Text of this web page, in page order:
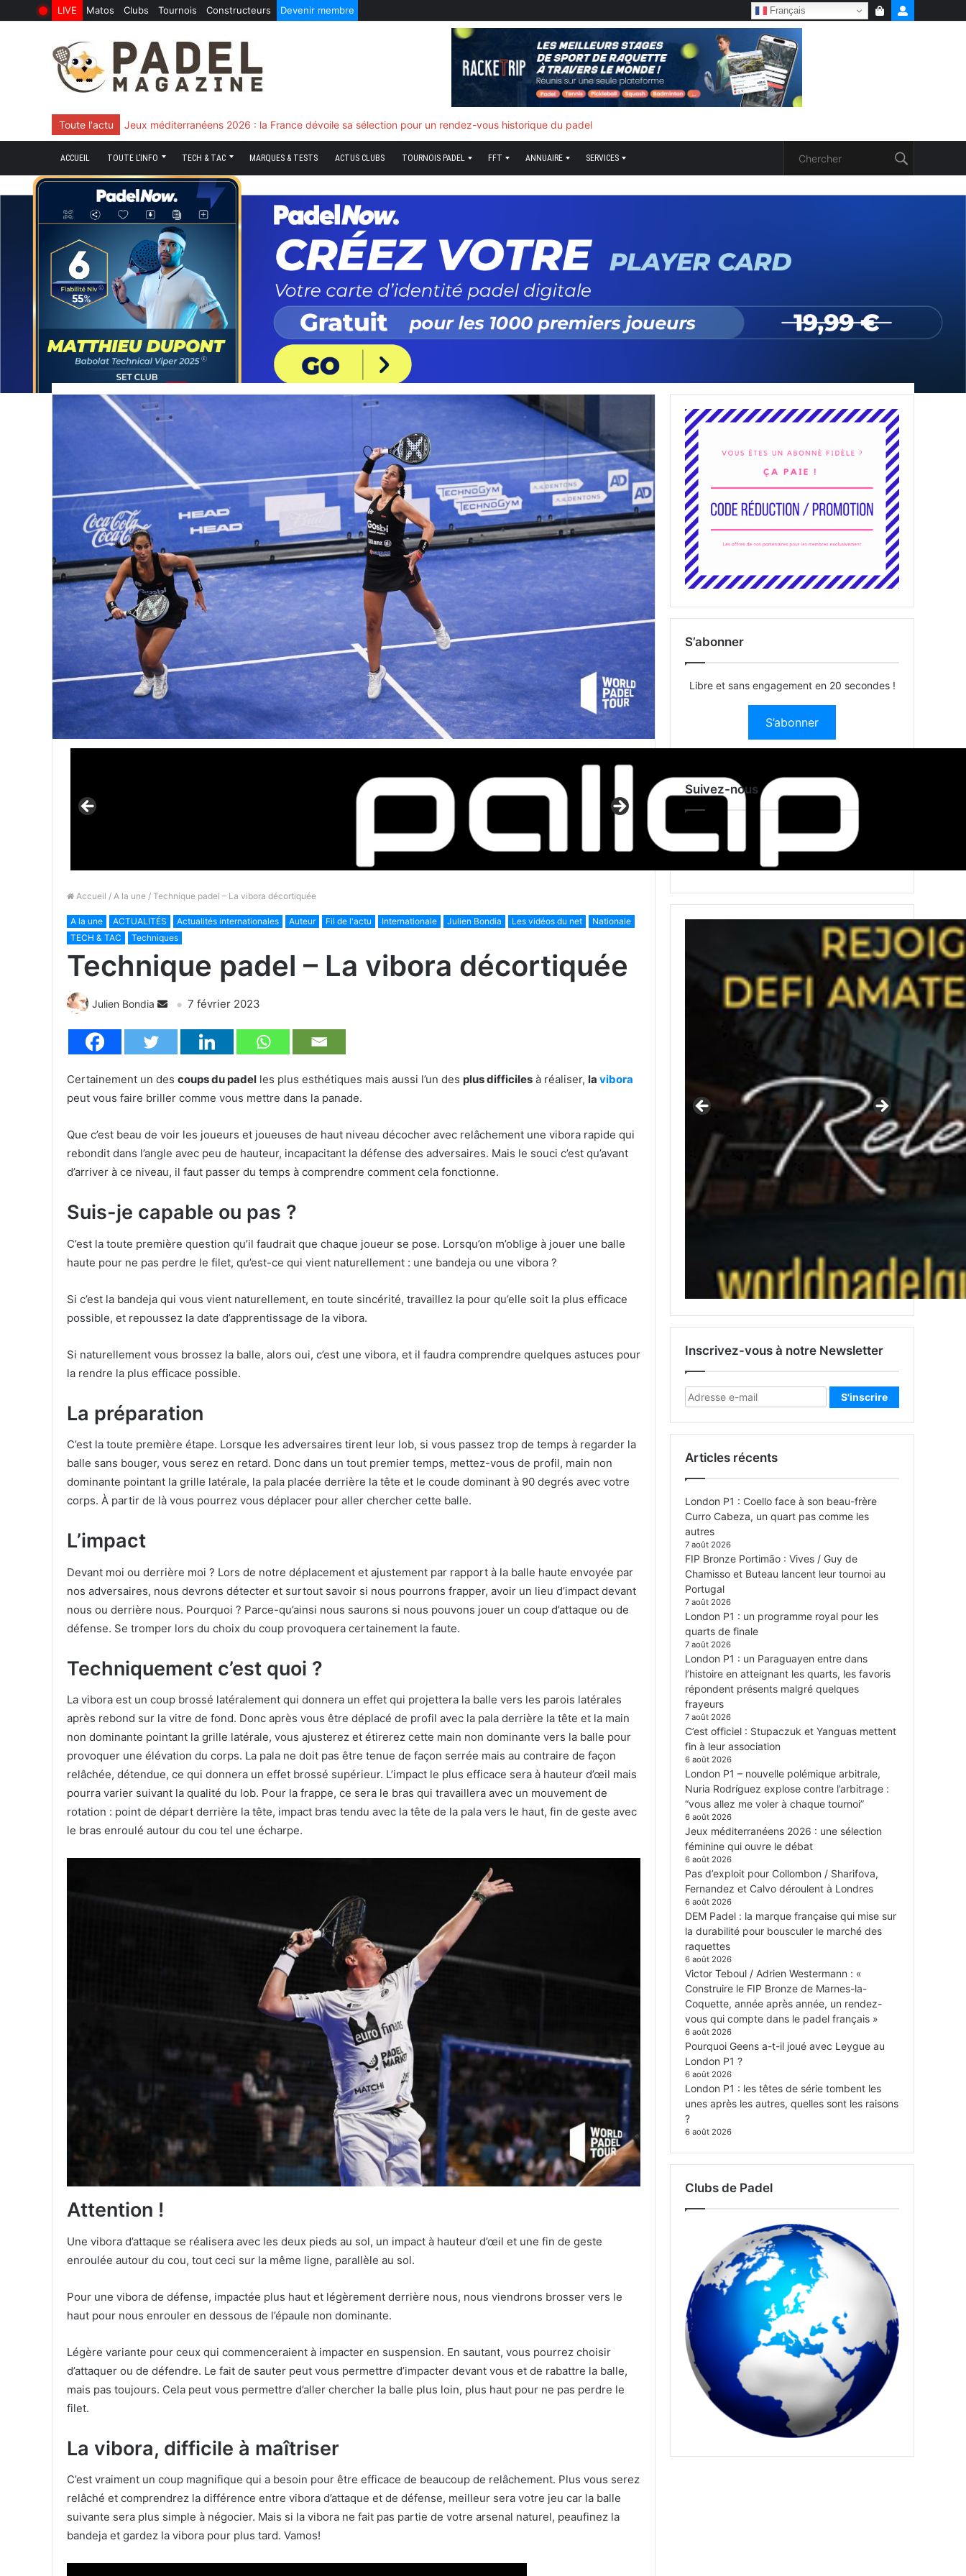
LIVE Matos Clubs Tournois Constructeurs Devenir membre Français
Toute l'actu Chingotto, ciblé tout le match mais décisif quand tout bascule
ACCUEIL TOUTE L’INFO
6 Août 2026
TECH & TAC
10 Juin 2026
MARQUES & TESTS ACTUS CLUBS TOURNOIS PADEL FFT ANNUAIRE SERVICES
Accueil / A la une / Technique padel – La vibora décortiquée
A la une ACTUALITÉS Actualités internationales Auteur Fil de l'actu Internationale Julien Bondia Les vidéos du net
Nationale
TECH & TAC
Techniques
Technique padel – La vibora décortiquée
Julien Bondia 7 février 2023
Certainement un des coups du padel les plus esthétiques mais aussi l’un des plus difficiles à réaliser, la vibora
peut vous faire briller comme vous mettre dans la panade.
Que c’est beau de voir les joueurs et joueuses de haut niveau décocher avec relâchement une vibora rapide qui
rebondit dans l’angle avec peu de hauteur, incapacitant la défense des adversaires. Mais le souci c’est qu’avant
d’arriver à ce niveau, il faut passer du temps à comprendre comment cela fonctionne.
Suis-je capable ou pas ?
C’est la toute première question qu’il faudrait que chaque joueur se pose. Lorsqu’on m’oblige à jouer une balle
haute pour ne pas perdre le filet, qu’est-ce qui vient naturellement : une bandeja ou une vibora ?
Si c’est la bandeja qui vous vient naturellement, en toute sincérité, travaillez la pour qu’elle soit la plus efficace
possible, et repoussez la date d’apprentissage de la vibora.
Si naturellement vous brossez la balle, alors oui, c’est une vibora, et il faudra comprendre quelques astuces pour
la rendre la plus efficace possible.
La préparation
C’est la toute première étape. Lorsque les adversaires tirent leur lob, si vous passez trop de temps à regarder la
balle sans bouger, vous serez en retard. Donc dans un tout premier temps, mettez-vous de profil, main non
dominante pointant la grille latérale, la pala placée derrière la tête et le coude dominant à 90 degrés avec votre
corps. À partir de là vous pourrez vous déplacer pour aller chercher cette balle.
L’impact
Devant moi ou derrière moi ? Lors de notre déplacement et ajustement par rapport à la balle haute envoyée par
nos adversaires, nous devrons détecter et surtout savoir si nous pourrons frapper, avoir un lieu d’impact devant
nous ou derrière nous. Pourquoi ? Parce-qu’ainsi nous saurons si nous pouvons jouer un coup d’attaque ou de
défense. Se tromper lors du choix du coup provoquera certainement la faute.
Techniquement c’est quoi ?
La vibora est un coup brossé latéralement qui donnera un effet qui projettera la balle vers les parois latérales
après rebond sur la vitre de fond. Donc après vous être déplacé de profil avec la pala derrière la tête et la main
non dominante pointant la grille latérale, vous ajusterez et étirerez cette main non dominante vers la balle pour
provoquer une élévation du corps. La pala ne doit pas être tenue de façon serrée mais au contraire de façon
relâchée, détendue, ce qui donnera un effet brossé supérieur. L’impact le plus efficace sera à hauteur d’œil mais
pourra varier suivant la qualité du lob. Pour la frappe, ce sera le bras qui travaillera avec un mouvement de
rotation : point de départ derrière la tête, impact bras tendu avec la tête de la pala vers le haut, fin de geste avec
le bras enroulé autour du cou tel une écharpe.
Attention !
Une vibora d’attaque se réalisera avec les deux pieds au sol, un impact à hauteur d’œil et une fin de geste
enroulée autour du cou, tout ceci sur la même ligne, parallèle au sol.
Pour une vibora de défense, impactée plus haut et légèrement derrière nous, nous viendrons brosser vers le
haut pour nous enrouler en dessous de l’épaule non dominante.
Légère variante pour ceux qui commenceraient à impacter en suspension. En sautant, vous pourrez choisir
d’attaquer ou de défendre. Le fait de sauter peut vous permettre d’impacter devant vous et de rabattre la balle,
mais pas toujours. Cela peut vous permettre d’aller chercher la balle plus loin, plus haut pour ne pas perdre le
filet.
La vibora, difficile à maîtriser
C’est vraiment un coup magnifique qui a besoin pour être efficace de beaucoup de relâchement. Plus vous serez
relâché et comprendrez la différence entre vibora d’attaque et de défense, meilleur sera votre jeu car la balle
suivante sera plus simple à négocier. Mais si la vibora ne fait pas partie de votre arsenal naturel, peaufinez la
bandeja et gardez la vibora pour plus tard. Vamos!
S’abonner
Libre et sans engagement en 20 secondes !
S’abonner
Suivez-nous
Inscrivez-vous à notre Newsletter
Articles récents
London P1 : Coello face à son beau-frère
Curro Cabeza, un quart pas comme les
autres
7 août 2026
FIP Bronze Portimão : Vives / Guy de
Chamisso et Buteau lancent leur tournoi au
Portugal
7 août 2026
London P1 : un programme royal pour les
quarts de finale
7 août 2026
London P1 : un Paraguayen entre dans
l’histoire en atteignant les quarts, les favoris
répondent présents malgré quelques
frayeurs
7 août 2026
C’est officiel : Stupaczuk et Yanguas mettent
fin à leur association
6 août 2026
London P1 – nouvelle polémique arbitrale,
Nuria Rodríguez explose contre l’arbitrage :
“vous allez me voler à chaque tournoi”
6 août 2026
Jeux méditerranéens 2026 : une sélection
féminine qui ouvre le débat
6 août 2026
Pas d’exploit pour Collombon / Sharifova,
Fernandez et Calvo déroulent à Londres
6 août 2026
DEM Padel : la marque française qui mise sur
la durabilité pour bousculer le marché des
raquettes
6 août 2026
Victor Teboul / Adrien Westermann : «
Construire le FIP Bronze de Marnes-la-
Coquette, année après année, un rendez-
vous qui compte dans le padel français »
6 août 2026
Pourquoi Geens a-t-il joué avec Leygue au
London P1 ?
6 août 2026
London P1 : les têtes de série tombent les
unes après les autres, quelles sont les raisons
?
6 août 2026
Clubs de Padel